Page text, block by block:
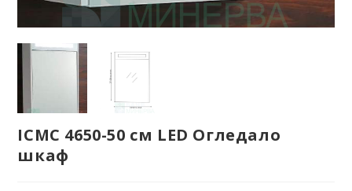
ICMC 4650-50 см LED Огледало
шкаф